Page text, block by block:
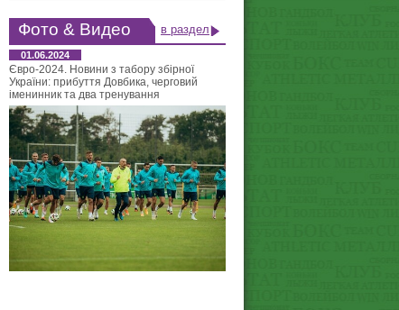
Фото & Видео в раздел
01.06.2024
Євро-2024. Новини з табору збірної
України: прибуття Довбика, черговий
іменинник та два тренування